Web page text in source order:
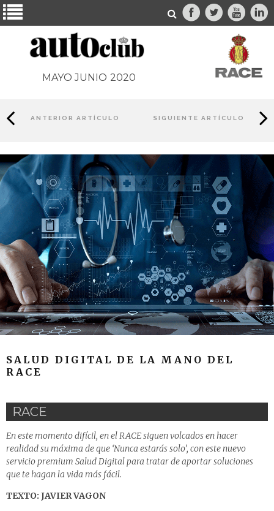
MAYO JUNIO 2020
ANTERIOR ARTÍCULO SIGUIENTE ARTÍCULO
SALUD DIGITAL DE LA MANO DEL
RACE
RACE
En este momento difícil, en el RACE siguen volcados en hacer
realidad su máxima de que ‘Nunca estarás solo’, con este nuevo
servicio premium Salud Digital para tratar de aportar soluciones
que te hagan la vida más fácil.
TEXTO: JAVIER VAGON